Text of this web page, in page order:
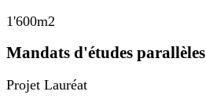
1'600m2
Mandats d'études parallèles
Projet Lauréat